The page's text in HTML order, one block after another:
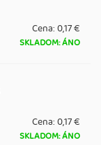
Cena:0,17 €
SKLADOM: ÁNO
Cena:0,17 €
SKLADOM: ÁNO